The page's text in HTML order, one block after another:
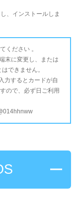
、インストールしま
ください 。
末に変更し、または
できません。
力するとカードが自
ので、必ず日ご利用